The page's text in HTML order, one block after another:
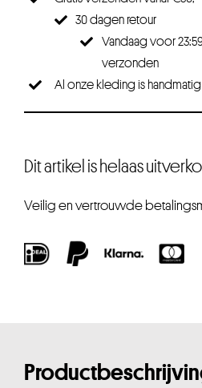
30 dagen retour
Vandaag voor
verzonden
Al onze kleding is
Dit artikel is helaas
Veilig en vertrouwde